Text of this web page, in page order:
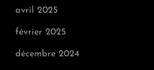
avril 2025
février 2025
décembre 2024